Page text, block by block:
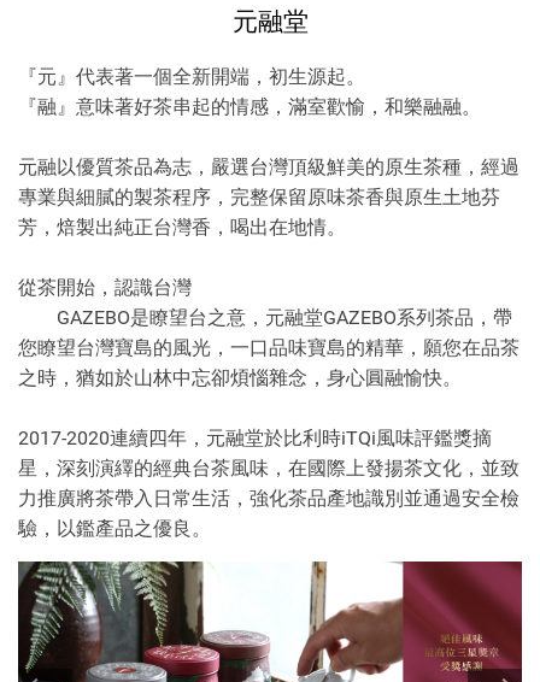
元融堂
『元』代表著一個全新開端，初生源起。
『融』意味著好茶串起的情感，滿室歡愉，和樂融融。
元融以優質茶品為志，嚴選台灣頂級鮮美的原生茶種，經過
專業與細膩的製茶程序，完整保留原味茶香與原生土地芬
芳，焙製出純正台灣香，喝出在地情。
從茶開始，認識台灣
GAZEBO是瞭望台之意，元融堂GAZEBO系列茶品，帶
您瞭望台灣寶島的風光，一口品味寶島的精華，願您在品茶
之時，猶如於山林中忘卻煩惱雜念，身心圓融愉快。
2017-2020連續四年，元融堂於比利時iTQi風味評鑑獎摘
星，深刻演繹的經典台茶風味，在國際上發揚茶文化，並致
力推廣將茶帶入日常生活，強化茶品產地識別並通過安全檢
驗，以鑑產品之優良。